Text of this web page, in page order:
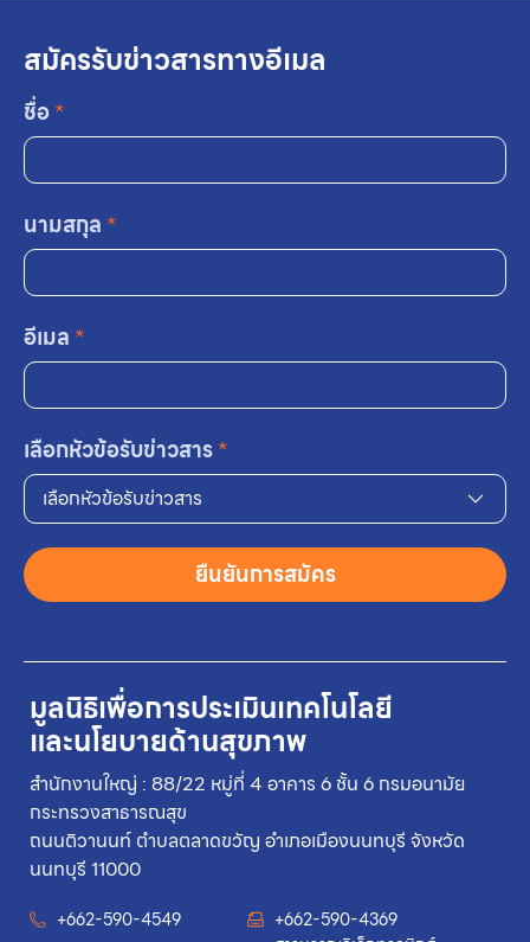
มูลนิธิเพื่อการประเมินเทคโนโลยี
และนโยบายด้านสุขภาพ
สำนักงานใหญ่ : 88/22 หมู่ที่ 4 อาคาร 6 ชั้น 6 กรมอนามัย
กระทรวงสาธารณสุข
ถนนติวานนท์ ตำบลตลาดขวัญ อำเภอเมืองนนทบุรี จังหวัด
นนทบุรี 11000
+662-590-4549
+662-590-4369
สมัครรับข่าวสารทางอีเมล
ชื่อ*
นามสกุล *
อีเมล *
เลือกหัวข้อรับข่าวสาร*
เลือกหัวข้อรับข่าวสาร
ยืนยันการสมัคร